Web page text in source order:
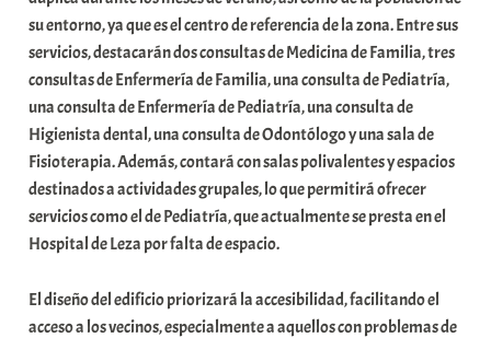
su entorno, ya que es el centro de referencia de la zona. Entre sus
servicios, destacarán dos consultas de Medicina de Familia, tres
consultas de Enfermería de Familia, una consulta de Pediatría,
una consulta de Enfermería de Pediatría, una consulta de
Higienista dental, una consulta de Odontólogo y una sala de
Fisioterapia. Además, contará con salas polivalentes y espacios
destinados a actividades grupales, lo que permitirá ofrecer
servicios como el de Pediatría, que actualmente se presta en el
Hospital de Leza por falta de espacio.
El diseño del edificio priorizará la accesibilidad, facilitando el
acceso a los vecinos, especialmente a aquellos con problemas de